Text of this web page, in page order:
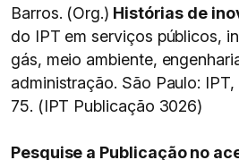
Barros. (Org.) Histórias de
do IPT em serviços públicos,
gás, meio ambiente,
administração. São Paulo: IPT,
75. (IPT Publicação 3026)
Pesquise a Publicação no